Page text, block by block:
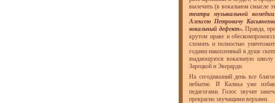
вылечить (в вокальном смысле
театра музыкальной
Алексею Петровичу
вокальный дефект». Правда,
крутом нраве и
сломать и полностью
годами накопленный в душе
выдающуюся вокальную школу
Зарецкой и Эверарди.
На сегодняшний день все
небытие. И Каляка уже
педагогами. Голос звучит
прекрасно звучащими верхами.